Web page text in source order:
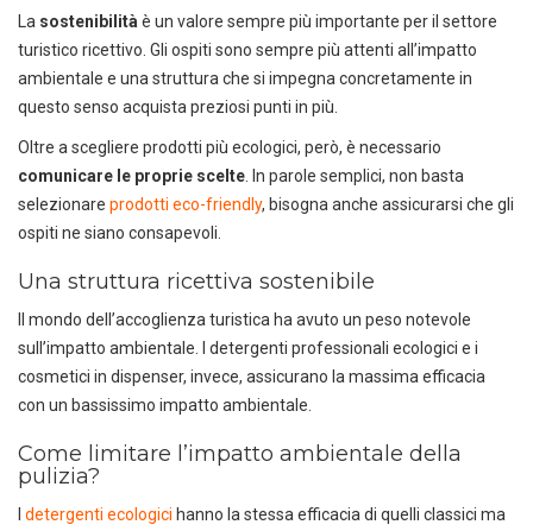
La sostenibilità è un valore sempre più importante per il settore
turistico ricettivo. Gli ospiti sono sempre più attenti all’impatto
ambientale e una struttura che si impegna concretamente in
questo senso acquista preziosi punti in più.
Oltre a scegliere prodotti più ecologici, però, è necessario
comunicare le proprie scelte . In parole semplici, non basta
selezionare prodotti eco-friendly, bisogna anche assicurarsi che gli
ospiti ne siano consapevoli.
Una struttura ricettiva sostenibile
Il mondo dell’accoglienza turistica ha avuto un peso notevole
sull’impatto ambientale. I detergenti professionali ecologici e i
cosmetici in dispenser, invece, assicurano la massima efficacia
con un bassissimo impatto ambientale.
Come limitare l’impatto ambientale della
pulizia?
I detergenti ecologici hanno la stessa efficacia di quelli classici ma